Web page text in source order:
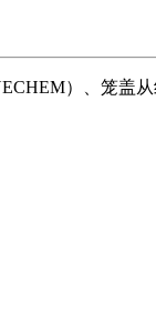
）、笼盖从